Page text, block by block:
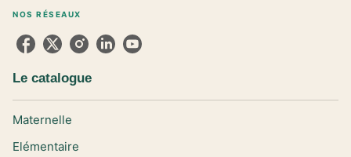
NOS RÉSEAUX
Le catalogue
Maternelle
Elémentaire